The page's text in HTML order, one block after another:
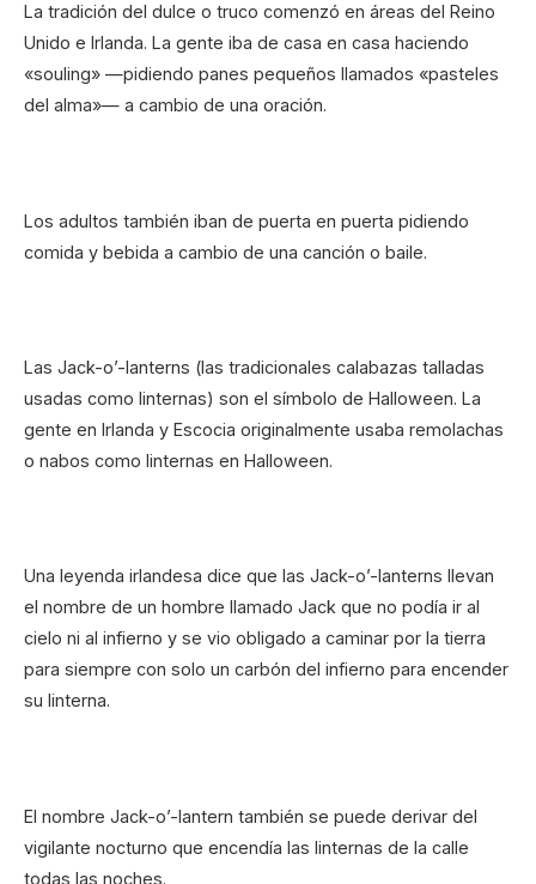
La tradición del dulce o truco comenzó en áreas del Reino
Unido e Irlanda. La gente iba de casa en casa haciendo
«souling» —pidiendo panes pequeños llamados «pasteles
del alma»— a cambio de una oración.
Los adultos también iban de puerta en puerta pidiendo
comida y bebida a cambio de una canción o baile.
Las Jack-o’-lanterns (las tradicionales calabazas talladas
usadas como linternas) son el símbolo de Halloween. La
gente en Irlanda y Escocia originalmente usaba remolachas
o nabos como linternas en Halloween.
Una leyenda irlandesa dice que las Jack-o’-lanterns llevan
el nombre de un hombre llamado Jack que no podía ir al
cielo ni al infierno y se vio obligado a caminar por la tierra
para siempre con solo un carbón del infierno para encender
su linterna.
El nombre Jack-o’-lantern también se puede derivar del
vigilante nocturno que encendía las linternas de la calle
todas las noches.